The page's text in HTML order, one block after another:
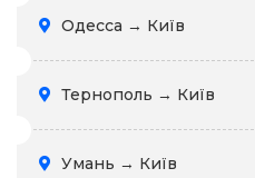
Одесса → Київ
Тернополь → Київ
Умань → Київ